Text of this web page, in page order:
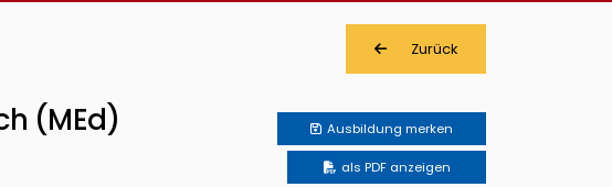
Zurück
(MEd) Ausbildung merken
als PDF anzeigen